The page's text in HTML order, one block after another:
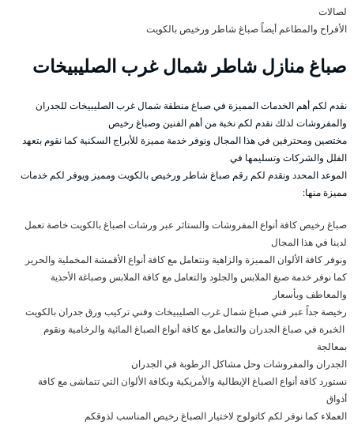
لصالات
الأفراح والمطاعم أيضاً صباغ شاطر ورخيص بالكويت
صباغ منازل شاطر شمال غرب الصليبيخات
نقدم لكم أهم الخدمات المميزة في صباغ منطقة شمال غرب الصليبيخات للجدران
والمفروشات لذلك نقدم لكم نخبة من أهم الفنين وصباغ رخيص
مختصين ومحترفين في هذا المجال ونوفر خدمة مميزة للأبراج السكنية كما نقوم بتعهد
الفلل والشركات وتسليمها في
الموعد المحدد ونقدم لكم رقم صباغ شاطر ورخيص بالكويت ومميز ويوفر لكم خدمات
مميزة منها:
صباغ رخيص كافة أنواع المفروشات والستائر عبر ورشات اصباغ بالكويت خاصة تعمل
لدينا في هذا المجال
ونوفر كافة الألوان المميزة والزاهية ونتعامل مع كافة أنواع الأقمشة المخملية والحرير
كما نوفر خدمة صبغ الملابس والجلود والتعامل مع كافة الملابس وصباغة الأحذية
والمعاطف وبأسعار
رخيصة جداً عبر فني صباغ شمال غرب الصليبيخات وفني تركيب ورق جدران بالكويت
الخبرة في صباغ الجدران والتعامل مع كافة أنواع الصباغ المائية والرخامية ونقوم
بمعالجة
الجدران والمفروشات وحل مشاكل الرطوبة في الجدران
نستورد كافة أنواع الصباغ الإيطالية والأمريكية وبكافة الألوان التي تتماشى مع كافة
أذواق
العملاء كما نوفر لكم كاتولوج لاختيار الصباغ رخيص المناسب لذوقكم